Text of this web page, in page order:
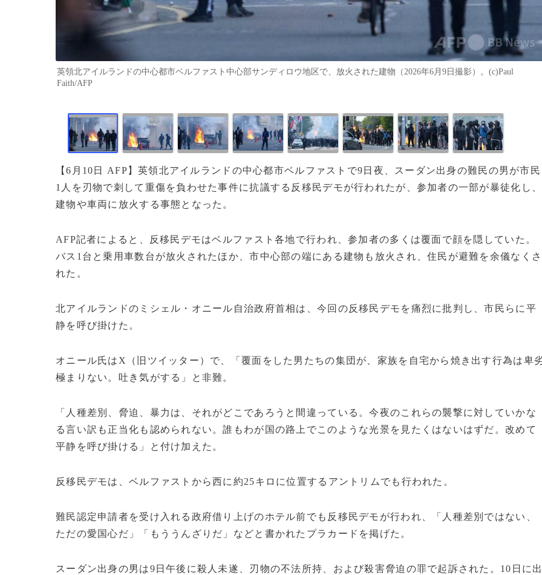
英領北アイルランドの中心都市ベルファスト中心部サンディロウ地区で、放火された建物（2026年6月9日撮影）。(c)Paul
Faith/AFP
【6月10日 AFP】英領北アイルランドの中心都市ベルファストで9日夜、スーダン出身の難民の男が市民
1人を刃物で刺して重傷を負わせた事件に抗議する反移民デモが行われたが、参加者の一部が暴徒化し、
建物や車両に放火する事態となった。
AFP記者によると、反移民デモはベルファスト各地で行われ、参加者の多くは覆面で顔を隠していた。
バス1台と乗用車数台が放火されたほか、市中心部の端にある建物も放火され、住民が避難を余儀なくさ
れた。
北アイルランドのミシェル・オニール自治政府首相は、今回の反移民デモを痛烈に批判し、市民らに平
静を呼び掛けた。
オニール氏はX（旧ツイッター）で、「覆面をした男たちの集団が、家族を自宅から焼き出す行為は卑
極まりない。吐き気がする」と非難。
「人種差別、脅迫、暴力は、それがどこであろうと間違っている。今夜のこれらの襲撃に対していかな
る言い訳も正当化も認められない。誰もわが国の路上でこのような光景を見たくはないはずだ。改めて
平静を呼び掛ける」と付け加えた。
反移民デモは、ベルファストから西に約25キロに位置するアントリムでも行われた。
難民認定申請者を受け入れる政府借り上げのホテル前でも反移民デモが行われ、「人種差別ではない、
ただの愛国心だ」「もううんざりだ」などと書かれたプラカードを掲げた。
スーダン出身の男は9日午後に殺人未遂、刃物の不法所持、および殺害脅迫の罪で起訴された。10日に